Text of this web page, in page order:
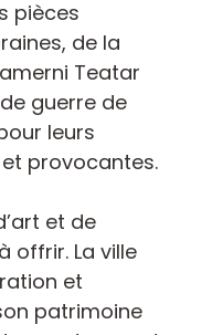
pièces
de la
Teatar
guerre de
leurs
provocantes.
et de
offrir. La ville
et
patrimoine